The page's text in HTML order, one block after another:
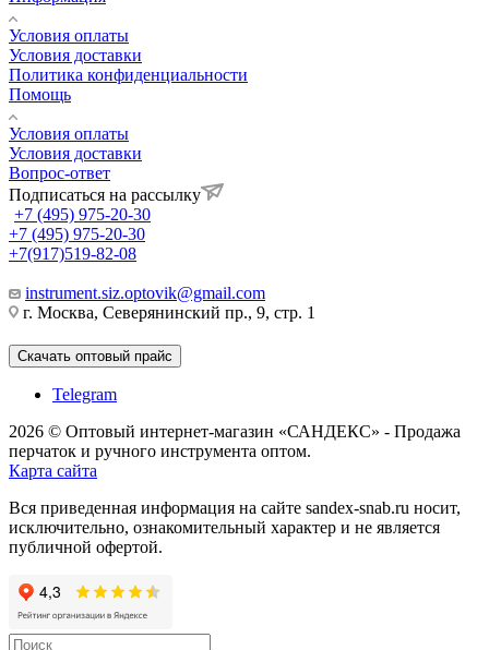
Условия оплаты
Условия доставки
Политика конфиденциальности
Помощь
Условия оплаты
Условия доставки
Вопрос-ответ
Подписаться на рассылку
+7 (495) 975-20-30
+7 (495) 975-20-30
+7(917)519-82-08
instrument.siz.optovik@gmail.com
г. Москва, Северянинский пр., 9, стр. 1
Скачать оптовый прайс
Telegram
2026 © Оптовый интернет-магазин «САНДЕКС» - Продажа
перчаток и ручного инструмента оптом.
Карта сайта
Вся приведенная информация на сайте sandex-snab.ru носит,
исключительно, ознакомительный характер и не является
публичной офертой.